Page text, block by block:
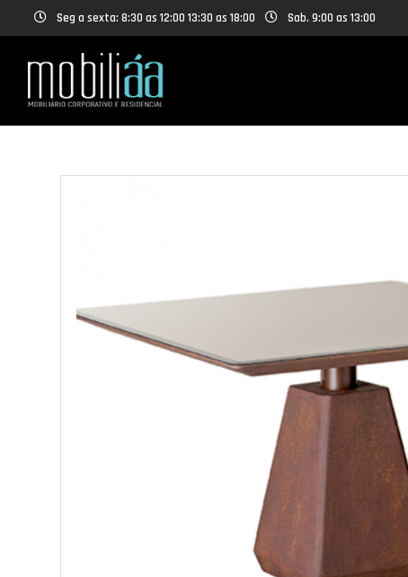
Seg a sexta: 8:30 as 12:00 13:30 as 18:00 Sab. 9:00 as 13:00